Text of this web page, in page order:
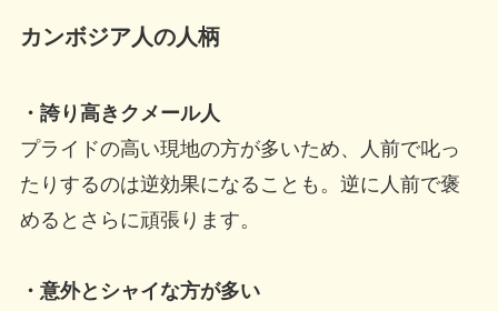
カンボジア人の人柄
・誇り高きクメール人
プライドの高い現地の方が多いため、人前で叱っ
たりするのは逆効果になることも。逆に人前で褒
めるとさらに頑張ります。
・意外とシャイな方が多い